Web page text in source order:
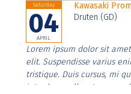
Saturday
04
APRIL
Kawasaki
Druten (GD)
Lorem ipsum dolor sit
elit. Suspendisse varius
tristique. Duis cursus, mi
interdum nulla, ut